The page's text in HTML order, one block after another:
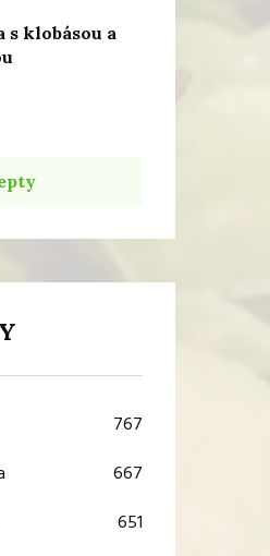
s klobásou a
767
667
651